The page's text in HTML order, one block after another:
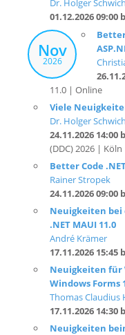
Nov
2026
Better
11.0 | Online
Viele
Dr. Holger
24.11.2026 14:00
(DDC) 2026 | Köln
Better Code
Rainer Stropek
24.11.2026 09:00
Neuigkeiten bei
.NET MAUI 11.0
André Krämer
17.11.2026 15:45
Neuigkeiten für
Windows Forms
Thomas Claudius
17.11.2026 14:30
Neuigkeiten
Core 11.0
Dr. Holger